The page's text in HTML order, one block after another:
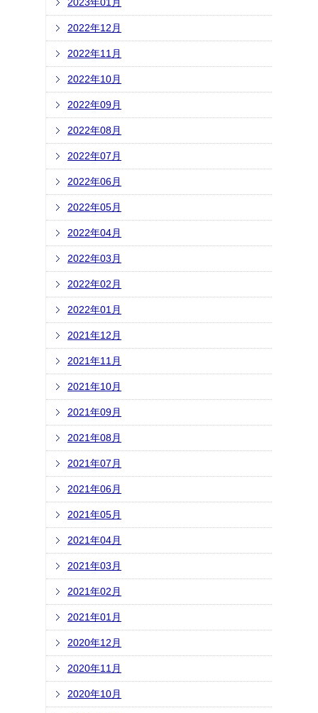
2022年12月
2022年11月
2022年10月
2022年09月
2022年08月
2022年07月
2022年06月
2022年05月
2022年04月
2022年03月
2022年02月
2022年01月
2021年12月
2021年11月
2021年10月
2021年09月
2021年08月
2021年07月
2021年06月
2021年05月
2021年04月
2021年03月
2021年02月
2021年01月
2020年12月
2020年11月
2020年10月